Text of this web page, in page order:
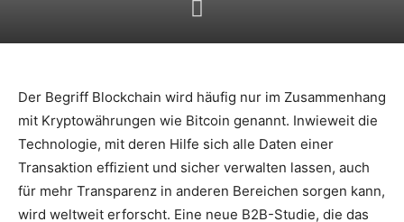
Der Begriff Blockchain wird häufig nur im Zusammenhang
mit Krypto­währungen wie Bitcoin genannt. Inwieweit die
Technologie, mit deren Hilfe sich alle Daten einer
Transaktion effizient und sicher verwalten lassen, auch
für mehr Transparenz in anderen Bereichen sorgen kann,
wird weltweit erforscht. Eine neue B2B-Studie, die das